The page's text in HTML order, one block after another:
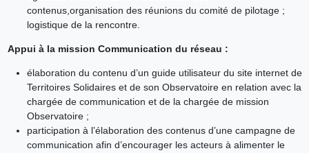
contenus,organisation des réunions du comité de pilotage ;
logistique de la rencontre.
Appui à la mission Communication du réseau :
élaboration du contenu d’un guide utilisateur du site internet de
Territoires Solidaires et de son Observatoire en relation avec la
chargée de communication et de la chargée de mission
Observatoire ;
participation à l’élaboration des contenus d’une campagne de
communication afin d’encourager les acteurs à alimenter le